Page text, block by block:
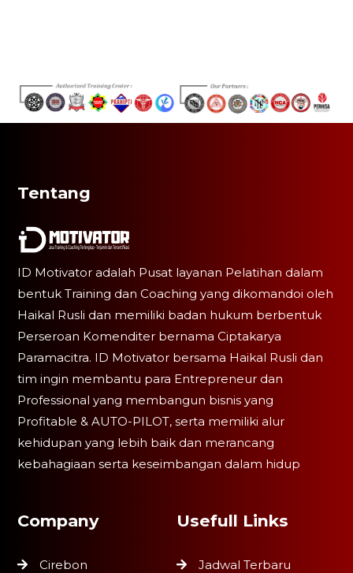
Tentang
ID Motivator adalah Pusat layanan Pelatihan dalam
bentuk Training dan Coaching yang dikomandoi oleh
Haikal Rusli dan memiliki badan hukum berbentuk
Perseroan Komenditer bernama Ciptakarya
Paramacitra. ID Motivator bersama Haikal Rusli dan
tim ingin membantu para Entrepreneur dan
Professional yang membangun bisnis yang
Profitable & AUTO-PILOT, serta memiliki alur
kehidupan yang lebih baik dan merancang
kebahagiaan serta keseimbangan dalam hidup
Company
Cirebon
Usefull Links
Jadwal Terbaru